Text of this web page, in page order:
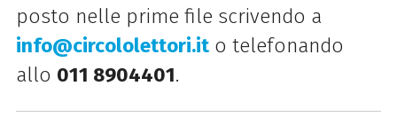
posto nelle prime file scrivendo a
info@circololettori.ito telefonando
allo 011 8904401.